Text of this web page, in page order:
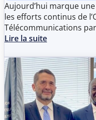
Aujourd’hui marque
les efforts continus de
Télécommunications
que tous les pays du
discriminatoire à des
télécommunications
ainsi faire progresser
développement des TIC,
assumant le poste de
débutant un mandat
jusqu’en juillet 2029.
Lire la suite